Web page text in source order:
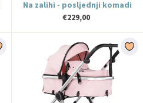
Na zalihi - posljednji komadi
€229,00